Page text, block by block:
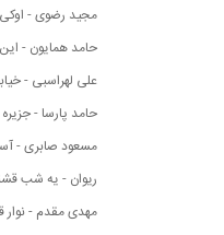
مجید رضوی - اوکی
حامد همایون - این
علی لهراسبی -
حامد پارسا - جزیره
مسعود صابری -
ریوان - یه شب
مهدی مقدم - نوار